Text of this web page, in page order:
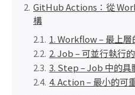
GitHub Actions：從
構
1. Workflow – 最上
2. Job – 可並行執行
3. Step – Job 中的具
4. Action – 最小的可